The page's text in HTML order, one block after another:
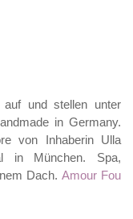
und stellen unter
in Germany.
von Inhaberin Ulla
in München. Spa,
Dach. Amour Fou